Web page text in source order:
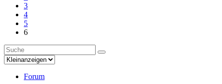
3
4
5
6
Forum